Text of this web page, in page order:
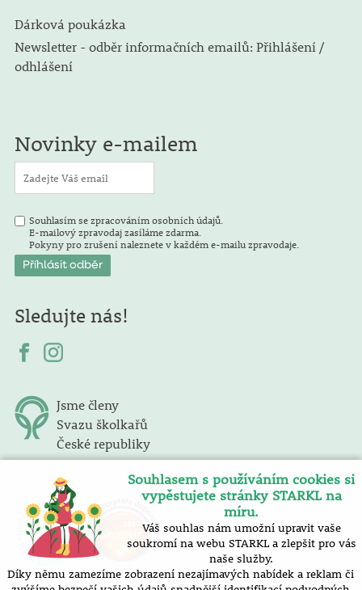
Dárková poukázka
Newsletter - odběr informačních emailů: Přihlášení /
odhlášení
Novinky e-mailem
Souhlasím se zpracováním osobních údajů.
E-mailový zpravodaj zasíláme zdarma.
Pokyny pro zrušení naleznete v každém e-mailu zpravodaje.
Sledujte nás!
Jsme členy
Svazu školkařů
České republiky
Souhlasem s používáním cookies si
vypěstujete stránky STARKL na
míru.
Váš souhlas nám umožní upravit vaše
soukromí na webu STARKL a zlepšit pro vás
naše služby.
Díky němu zamezíme zobrazení nezajímavých nabídek a reklam či